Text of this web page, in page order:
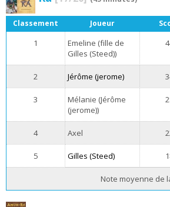
Classement Joueur
1
Emeline (fille de
Gilles (Steed))
2 Jérôme (jerome)
3
Mélanie (Jérôme
(jerome))
4 Axel
5 Gilles (Steed)
Note moyenne de